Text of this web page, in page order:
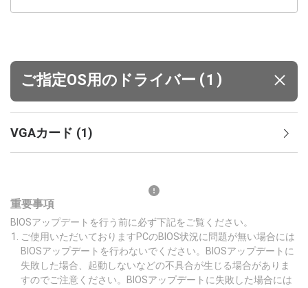
ご指定OS用のドライバー (1 )
VGAカード (1)
重要事項
BIOSアップデートを行う前に必ず下記をご覧ください。
ご使用いただいておりますPCのBIOS状況に問題が無い場合には
BIOSアップデートを行わないでください。BIOSアップデートに
失敗した場合、起動しないなどの不具合が生じる場合がありま
すのでご注意ください。BIOSアップデートに失敗した場合には